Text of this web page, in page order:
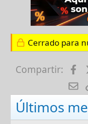
Cerrado para
Compartir:
E-
Últimos